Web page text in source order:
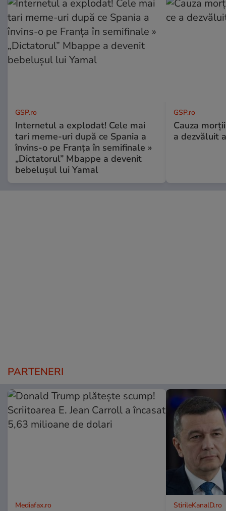
GSP.ro
Internetul a explodat! Cele mai
tari meme-uri după ce Spania a
învins-o pe Franța în semifinale »
„Dictatorul” Mbappe a devenit
bebelușul lui Yamal
GSP.ro
Cauza
a dezvăluit
PARTENERI
Mediafax.ro StirileKanalD.ro